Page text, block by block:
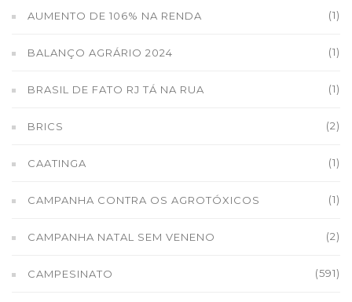
AUMENTO DE 106% NA RENDA (1)
BALANÇO AGRÁRIO 2024 (1)
BRASIL DE FATO RJ TÁ NA RUA (1)
BRICS (2)
CAATINGA (1)
CAMPANHA CONTRA OS AGROTÓXICOS (1)
CAMPANHA NATAL SEM VENENO (2)
CAMPESINATO (591)